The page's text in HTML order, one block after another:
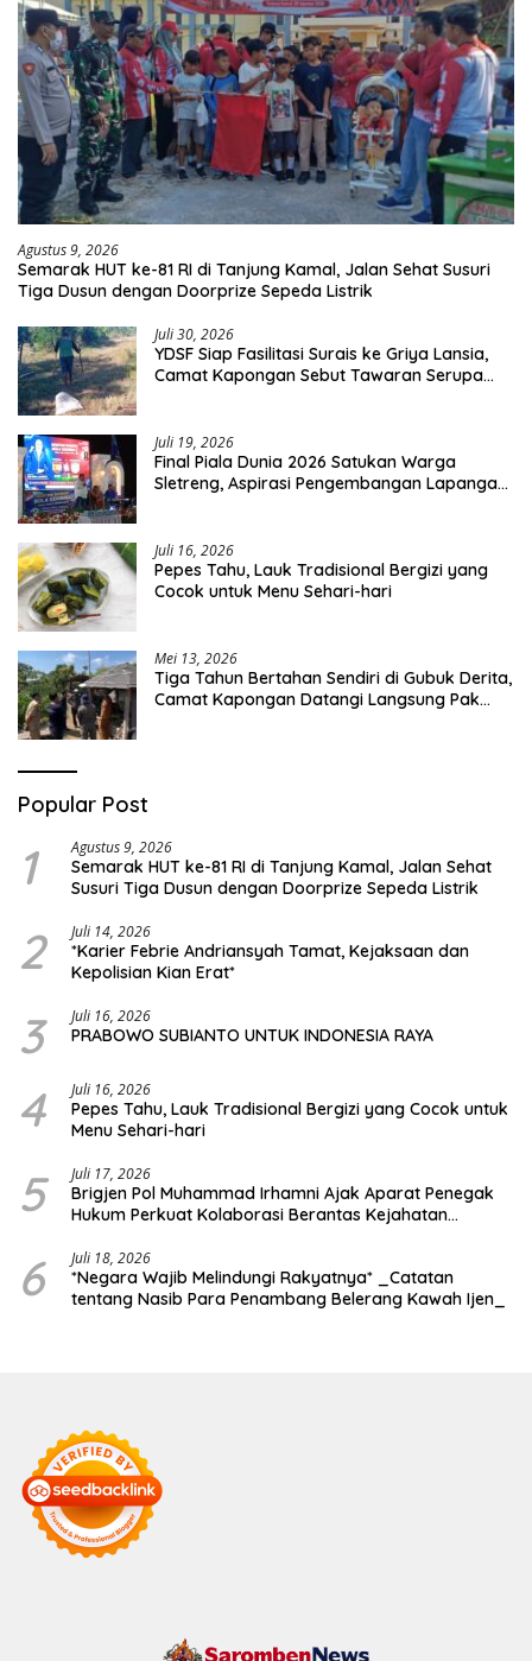
Agustus 9, 2026
Semarak HUT ke-81 RI di Tanjung Kamal, Jalan Sehat Susuri
Tiga Dusun dengan Doorprize Sepeda Listrik
Juli 30, 2026
YDSF Siap Fasilitasi Surais ke Griya Lansia,
Camat Kapongan Sebut Tawaran Serupa
Juli 19, 2026
Final Piala Dunia 2026 Satukan Warga
Sletreng, Aspirasi Pengembangan Lapangan
Juli 16, 2026
Pepes Tahu, Lauk Tradisional Bergizi yang
Cocok untuk Menu Sehari-hari
Mei 13, 2026
Tiga Tahun Bertahan Sendiri di Gubuk Derita,
Camat Kapongan Datangi Langsung Pak
Popular Post
1 Agustus 9, 2026
Semarak HUT ke-81 RI di Tanjung Kamal, Jalan Sehat
Susuri Tiga Dusun dengan Doorprize Sepeda Listrik
2 Juli 14, 2026
*Karier Febrie Andriansyah Tamat, Kejaksaan dan
Kepolisian Kian Erat*
3 Juli 16, 2026
PRABOWO SUBIANTO UNTUK INDONESIA RAYA
4 Juli 16, 2026
Pepes Tahu, Lauk Tradisional Bergizi yang Cocok untuk
Menu Sehari-hari
5 Juli 17, 2026
Brigjen Pol Muhammad Irhamni Ajak Aparat Penegak
Hukum Perkuat Kolaborasi Berantas Kejahatan
6 Juli 18, 2026
*Negara Wajib Melindungi Rakyatnya* _Catatan
tentang Nasib Para Penambang Belerang Kawah Ijen_